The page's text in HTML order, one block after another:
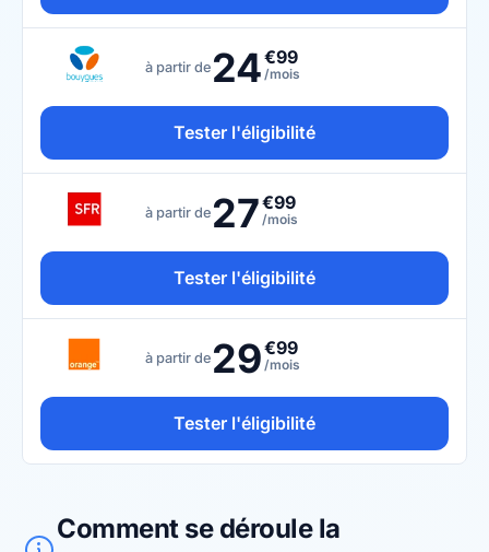
à partir de 24€99
/mois
Tester l'éligibilité
à partir de 27€99
/mois
Tester l'éligibilité
à partir de 29€99
/mois
Tester l'éligibilité
Comment se déroule la